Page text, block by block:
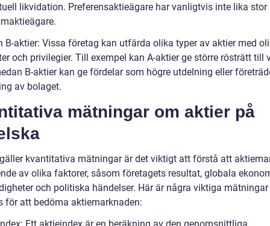
likvidation. Preferensaktieägare har vanligtvis inte lika
B-aktier: Vissa företag kan utfärda olika typer av aktier med
och privilegier. Till exempel kan A-aktier ge större rösträtt till
B-aktier kan ge fördelar som högre utdelning eller
av bolaget.
mätningar om aktier på
kvantitativa mätningar är det viktigt att förstå att
av olika faktorer, såsom företagets resultat, globala
och politiska händelser. Här är några viktiga
för att bedöma aktiemarknaden: